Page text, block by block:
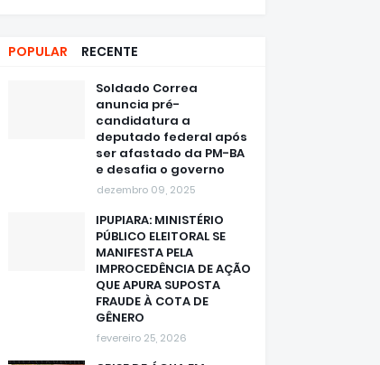
POPULAR RECENTE
Soldado Correa
anuncia pré-
candidatura a
deputado federal após
ser afastado da PM-BA
e desafia o governo
dezembro 09, 2025
IPUPIARA: MINISTÉRIO
PÚBLICO ELEITORAL SE
MANIFESTA PELA
IMPROCEDÊNCIA DE AÇÃO
QUE APURA SUPOSTA
FRAUDE À COTA DE
GÊNERO
fevereiro 25, 2026